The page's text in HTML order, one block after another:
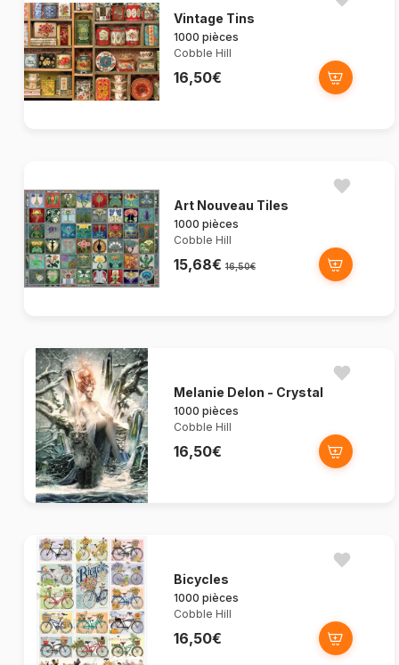
Vintage Tins
1000 pièces
Cobble Hill
16,50€
Art Nouveau Tiles
1000 pièces
Cobble Hill
15,68€ 16,50€
Melanie Delon - Crystal
1000 pièces
Cobble Hill
16,50€
Bicycles
1000 pièces
Cobble Hill
16,50€